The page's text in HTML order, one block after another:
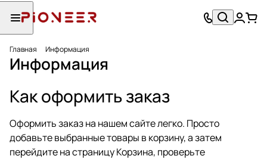
Главная Информация
Информация
Как оформить заказ
Оформить заказ на нашем сайте легко. Просто
добавьте выбранные товары в корзину, а затем
перейдите на страницу Корзина, проверьте